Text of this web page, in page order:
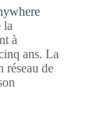
la
à
ans. La
réseau de